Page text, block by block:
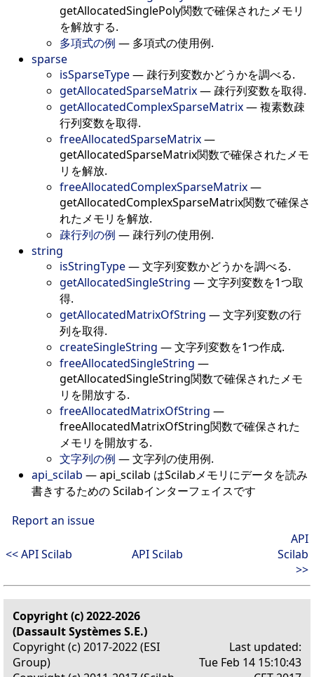
getAllocatedSinglePoly関数で確保されたメモリ
を解放する.
多項式の例 — 多項式の使用例.
sparse
isSparseType— 疎行列変数かどうかを調べる.
getAllocatedSparseMatrix— 疎行列変数を取得.
getAllocatedComplexSparseMatrix—複素数疎
行列変数を取得.
freeAllocatedSparseMatrix—
getAllocatedSparseMatrix関数で確保されたメモ
リを解放.
freeAllocatedComplexSparseMatrix—
getAllocatedComplexSparseMatrix関数で確保さ
れたメモリを解放.
疎行列の例 — 疎行列の使用例.
string
isStringType—文字列変数かどうかを調べる.
getAllocatedSingleString —文字列変数を1つ取
得.
getAllocatedMatrixOfString —文字列変数の行
列を取得.
createSingleString —文字列変数を1つ作成.
freeAllocatedSingleString —
getAllocatedSingleString関数で確保されたメモ
リを開放する.
freeAllocatedMatrixOfString —
freeAllocatedMatrixOfString関数で確保された
メモリを開放する.
文字列の例 —文字列の使用例.
api_scilab —api_scilab はScilabメモリにデータを読み
書きするための Scilabインターフェイスです
Report an issue
<< API Scilab API Scilab
API
Scilab
>>
Copyright (c) 2022-2026
(Dassault Systèmes S.E.)
Copyright (c) 2017-2022 (ESI
Group)
Last updated:
Tue Feb 14 15:10:43